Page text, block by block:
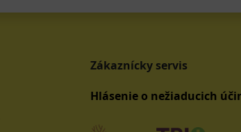
Zákaznícky servis
Hlásenie o nežiaducich